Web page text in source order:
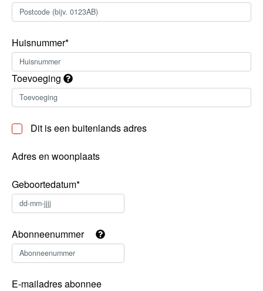
Huisnummer*
Toevoeging
Dit is een buitenlands adres
Adres en woonplaats
Geboortedatum*
Abonneenummer
E-mailadres abonnee